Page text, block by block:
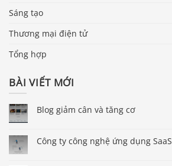
Sáng tạo
Thương mại điện tử
Tổng hợp
BÀI VIẾT MỚI
Blog giảm cân và tăng cơ
Công ty công nghệ ứng dụng SaaS